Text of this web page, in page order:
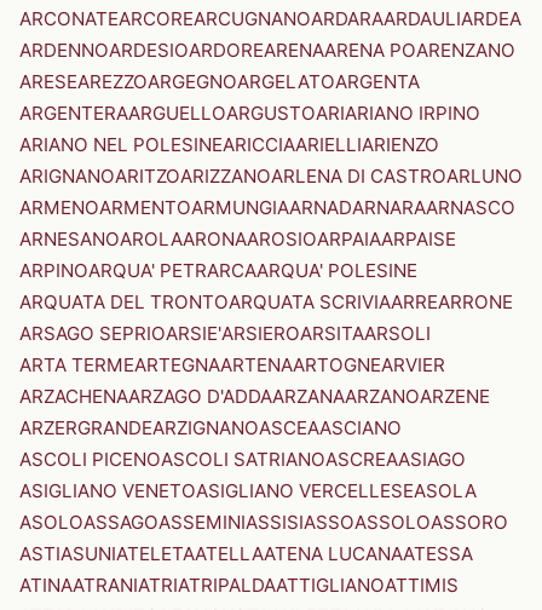
ARCONATEARCOREARCUGNANOARDARAARDAULIARDEA
ARDENNOARDESIOARDOREARENAARENA POARENZANO
ARESEAREZZOARGEGNOARGELATOARGENTA
ARGENTERAARGUELLOARGUSTOARIARIANO IRPINO
ARIANO NEL POLESINEARICCIAARIELLIARIENZO
ARIGNANOARITZOARIZZANOARLENA DI CASTROARLUNO
ARMENOARMENTOARMUNGIAARNADARNARAARNASCO
ARNESANOAROLAARONAAROSIOARPAIAARPAISE
ARPINOARQUA' PETRARCAARQUA' POLESINE
ARQUATA DEL TRONTOARQUATA SCRIVIAARREARRONE
ARSAGO SEPRIOARSIE'ARSIEROARSITAARSOLI
ARTA TERMEARTEGNAARTENAARTOGNEARVIER
ARZACHENAARZAGO D'ADDAARZANAARZANOARZENE
ARZERGRANDEARZIGNANOASCEAASCIANO
ASCOLI PICENOASCOLI SATRIANOASCREAASIAGO
ASIGLIANO VENETOASIGLIANO VERCELLESEASOLA
ASOLOASSAGOASSEMINIASSISIASSOASSOLOASSORO
ASTIASUNIATELETAATELLAATENA LUCANAATESSA
ATINAATRANIATRIATRIPALDAATTIGLIANOATTIMIS